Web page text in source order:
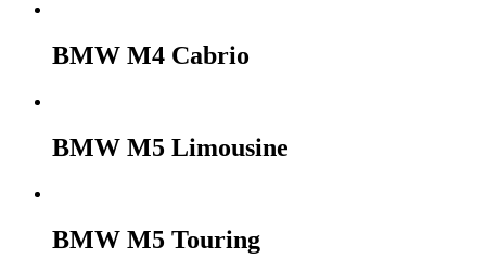
BMW M4 Cabrio
BMW M5 Limousine
BMW M5 Touring